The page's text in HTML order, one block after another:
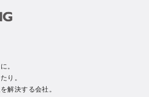
。
り。
解決する会社。